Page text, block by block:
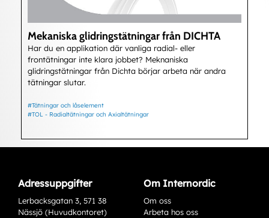
Mekaniska glidringstätningar från DICHTA
Har du en applikation där vanliga radial- eller
frontätningar inte klara jobbet? Meknaniska
glidringstätningar från Dichta börjar arbeta när andra
tätningar slutar.
#Tätningar och låselement
#TOL - Radialtätningar och Axialtätningar
Adressuppgifter
Lerbacksgatan 3, 571 38
Nässjö (Huvudkontoret)
Om Internordic
Om oss
Arbeta hos oss